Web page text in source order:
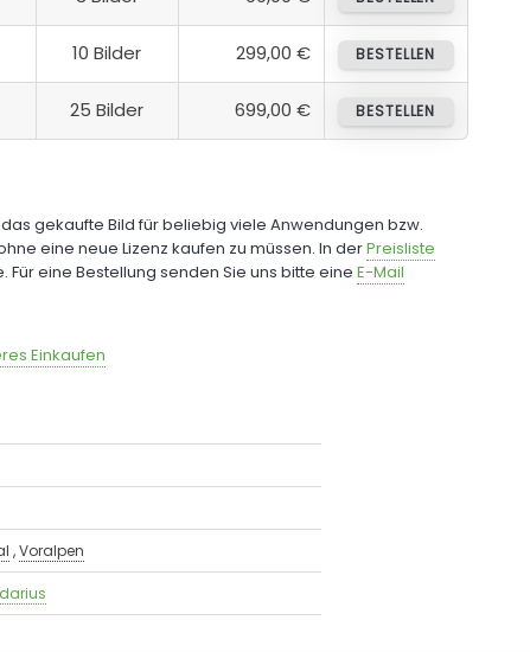
10 Bilder 299,00 € BESTELLEN
25 Bilder 699,00 € BESTELLEN
gekaufte Bild für beliebig viele Anwendungen bzw.
eine neue Lizenz kaufen zu müssen. In derPreisliste
Für eine Bestellung senden Sie uns bitte eine E-Mail
Einkaufen
,Voralpen